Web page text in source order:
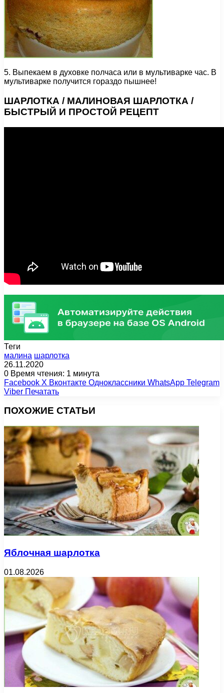
5. Выпекаем в духовке полчаса или в мультиварке час. В
мультиварке получится гораздо пышнее!
ШАРЛОТКА / МАЛИНОВАЯ ШАРЛОТКА /
БЫСТРЫЙ И ПРОСТОЙ РЕЦЕПТ
Теги
малина шарлотка
26.11.2020
0 Время чтения: 1 минута
Facebook X Вконтакте Одноклассники WhatsApp Telegram
Viber Печатать
ПОХОЖИЕ СТАТЬИ
Яблочная шарлотка
01.08.2026